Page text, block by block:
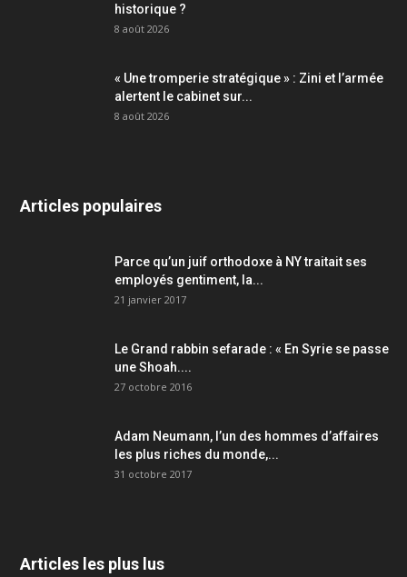
historique ?
8 août 2026
« Une tromperie stratégique » : Zini et l’armée
alertent le cabinet sur...
8 août 2026
Articles populaires
Parce qu’un juif orthodoxe à NY traitait ses
employés gentiment, la...
21 janvier 2017
Le Grand rabbin sefarade : « En Syrie se passe
une Shoah....
27 octobre 2016
Adam Neumann, l’un des hommes d’affaires
les plus riches du monde,...
31 octobre 2017
Articles les plus lus